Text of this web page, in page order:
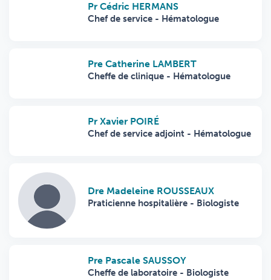
Pr Cédric HERMANS
Chef de service - Hématologue
Pre Catherine LAMBERT
Cheffe de clinique - Hématologue
Pr Xavier POIRÉ
Chef de service adjoint - Hématologue
Dre Madeleine ROUSSEAUX
Praticienne hospitalière - Biologiste
Pre Pascale SAUSSOY
Cheffe de laboratoire - Biologiste